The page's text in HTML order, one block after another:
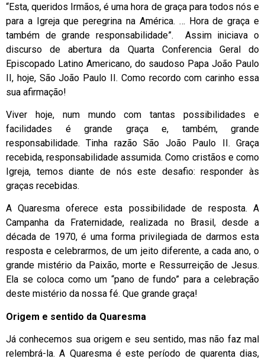
“Esta, queridos Irmãos, é uma hora de graça para todos nós e
para a Igreja que peregrina na América. … Hora de graça e
também de grande responsabilidade”. Assim iniciava o
discurso de abertura da Quarta Conferencia Geral do
Episcopado Latino Americano, do saudoso Papa João Paulo
II, hoje, São João Paulo II. Como recordo com carinho essa
sua afirmação!
Viver hoje, num mundo com tantas possibilidades e
facilidades é grande graça e, também, grande
responsabilidade. Tinha razão São João Paulo II. Graça
recebida, responsabilidade assumida. Como cristãos e como
Igreja, temos diante de nós este desafio: responder às
graças recebidas.
A Quaresma oferece esta possibilidade de resposta. A
Campanha da Fraternidade, realizada no Brasil, desde a
década de 1970, é uma forma privilegiada de darmos esta
resposta e celebrarmos, de um jeito diferente, a cada ano, o
grande mistério da Paixão, morte e Ressurreição de Jesus.
Ela se coloca como um “pano de fundo” para a celebração
deste mistério da nossa fé. Que grande graça!
Origem e sentido da Quaresma
Já conhecemos sua origem e seu sentido, mas não faz mal
relembrá-la. A Quaresma é este período de quarenta dias,